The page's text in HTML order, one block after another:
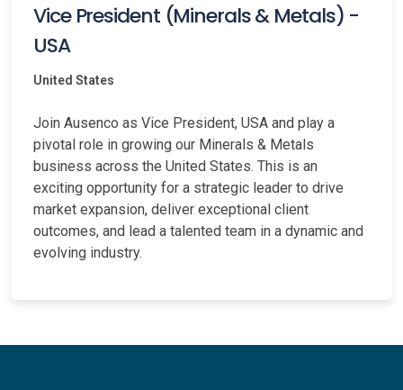
Vice President (Minerals & Metals) -
USA
United States
Join Ausenco as Vice President, USA and play a
pivotal role in growing our Minerals & Metals
business across the United States. This is an
exciting opportunity for a strategic leader to drive
market expansion, deliver exceptional client
outcomes, and lead a talented team in a dynamic and
evolving industry.